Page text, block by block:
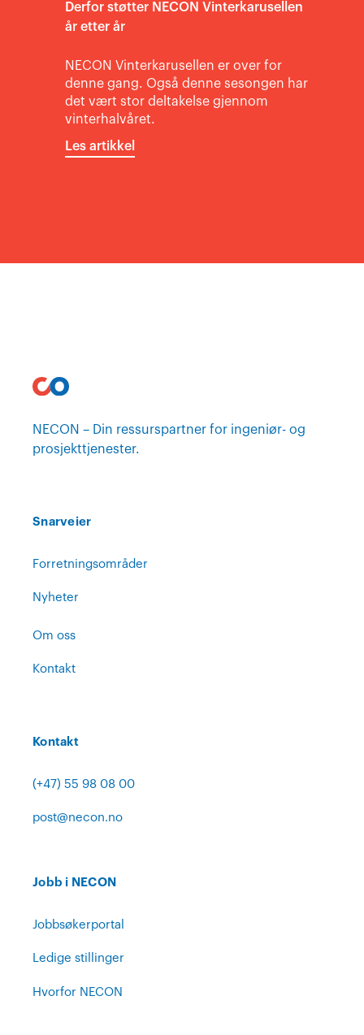
Derfor støtter NECON Vinterkarusellen
år etter år
NECON Vinterkarusellen er over for
denne gang. Også denne sesongen har
det vært stor deltakelse gjennom
vinterhalvåret.
Les artikkel
NECON – Din ressurspartner for ingeniør- og
prosjekttjenester.
Snarveier
Forretningsområder
Nyheter
Om oss
Kontakt
Kontakt
(+47) 55 98 08 00
post@necon.no
Jobb i NECON
Jobbsøkerportal
Ledige stillinger
Hvorfor NECON